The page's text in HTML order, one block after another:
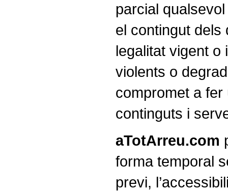
parcial
el contingut dels
legalitat vigent o
violents o
compromet a
continguts i
aTotArreu.com
forma temporal
previ,